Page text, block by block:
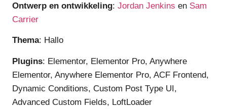
Ontwerp en ontwikkeling: Jordan Jenkins en Sam
Carrier
Thema: Hallo
Plugins: Elementor, Elementor Pro, Anywhere
Elementor, Anywhere Elementor Pro, ACF Frontend,
Dynamic Conditions, Custom Post Type UI,
Advanced Custom Fields, LoftLoader